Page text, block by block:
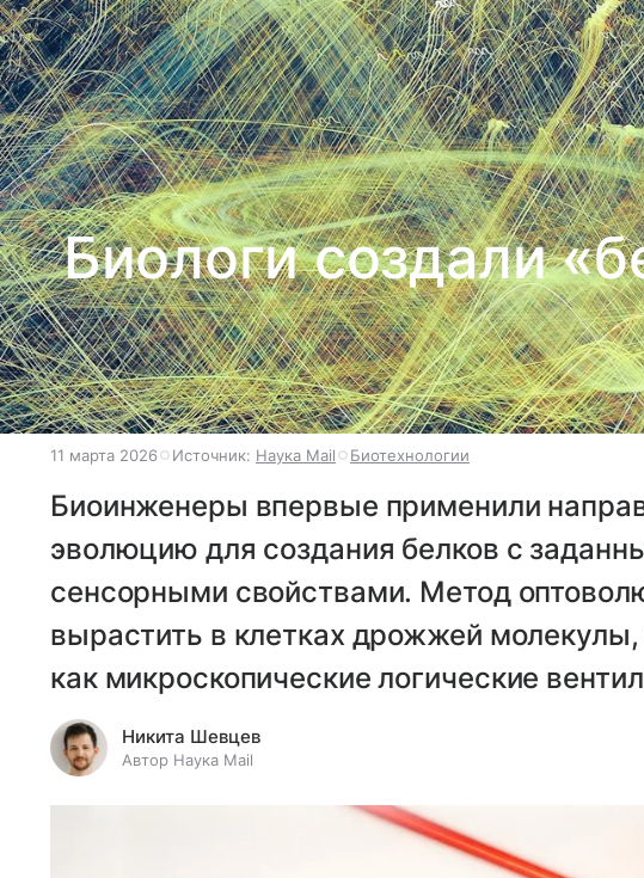
Биологи создали
11 марта 2026 Источник: Наука Mail Биотехнологии
Биоинженеры впервые применили
эволюцию для создания белков с
сенсорными свойствами. Метод
вырастить в клетках дрожжей
как микроскопические логические
Никита Шевцев
Автор Наука Mail